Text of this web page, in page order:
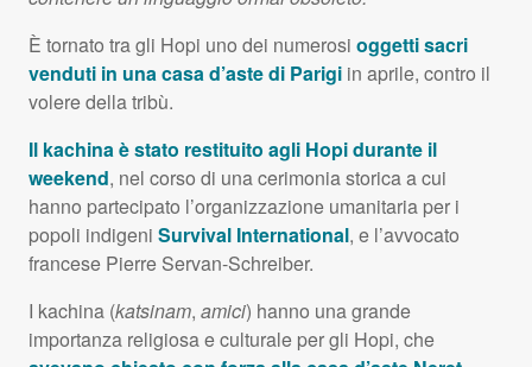
È tornato tra gli Hopi uno dei numerosi oggetti sacri
venduti in una casa d’aste di Parigi in aprile, contro il
volere della tribù.
Il kachina è stato restituito agli Hopi durante il
weekend, nel corso di una cerimonia storica a cui
hanno partecipato l’organizzazione umanitaria per i
popoli indigeni Survival International, e l’avvocato
francese Pierre Servan-Schreiber.
I kachina (katsinam, amici) hanno una grande
importanza religiosa e culturale per gli Hopi, che